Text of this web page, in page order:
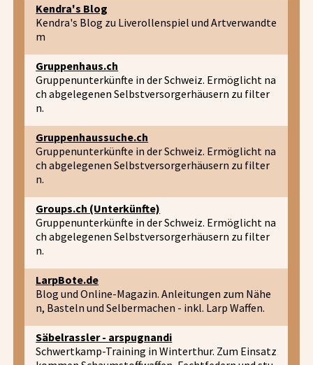
Kendra's Blog
Kendra's Blog zu Liverollenspiel und Artverwandte
m
Gruppenhaus.ch
Gruppenunterkünfte in der Schweiz. Ermöglicht na
ch abgelegenen Selbstversorgerhäusern zu filter
n.
Gruppenhaussuche.ch
Gruppenunterkünfte in der Schweiz. Ermöglicht na
ch abgelegenen Selbstversorgerhäusern zu filter
n.
Groups.ch (Unterkünfte)
Gruppenunterkünfte in der Schweiz. Ermöglicht na
ch abgelegenen Selbstversorgerhäusern zu filter
n.
LarpBote.de
Blog und Online-Magazin. Anleitungen zum Nähe
n, Basteln und Selbermachen - inkl. Larp Waffen.
Säbelrassler - arspugnandi
Schwertkamp-Training in Winterthur. Zum Einsatz